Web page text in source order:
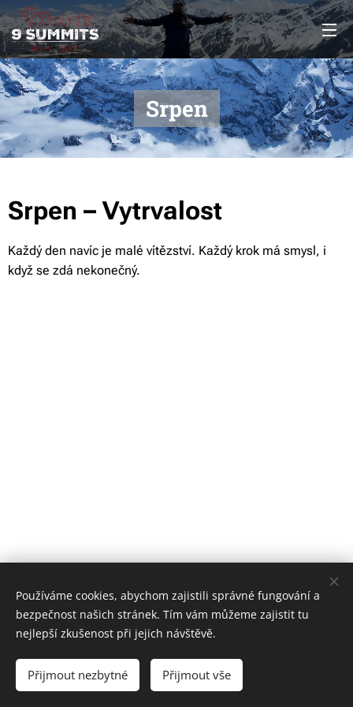
Srpen
Srpen – Vytrvalost
Každý den navíc je malé vítězství. Každý krok má smysl, i
když se zdá nekonečný.
© 2025 9 SUMMITS | Všechna práva vyhrazena
Vytvořeno službou Webnode
Používáme cookies, abychom zajistili správné fungování a
bezpečnost našich stránek. Tím vám můžeme zajistit tu
nejlepší zkušenost při jejich návštěvě.
Přijmout nezbytné Přijmout vše